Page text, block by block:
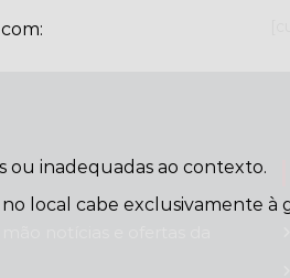
ou inadequadas ao contexto.
local cabe exclusivamente à